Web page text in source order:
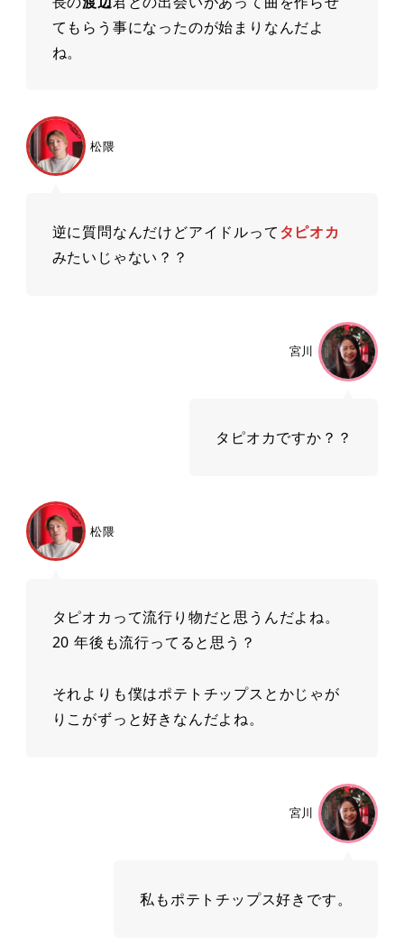
てもらう事になったのが始まりなんだよ
ね。
松隈
逆に質問なんだけどアイドルってタピオカ
みたいじゃない？？
宮川
タピオカですか？？
松隈
タピオカって流⾏り物だと思うんだよね。
20 年後も流⾏ってると思う？
それよりも僕はポテトチップスとかじゃが
りこがずっと好きなんだよね。
宮川
私もポテトチップス好きです。